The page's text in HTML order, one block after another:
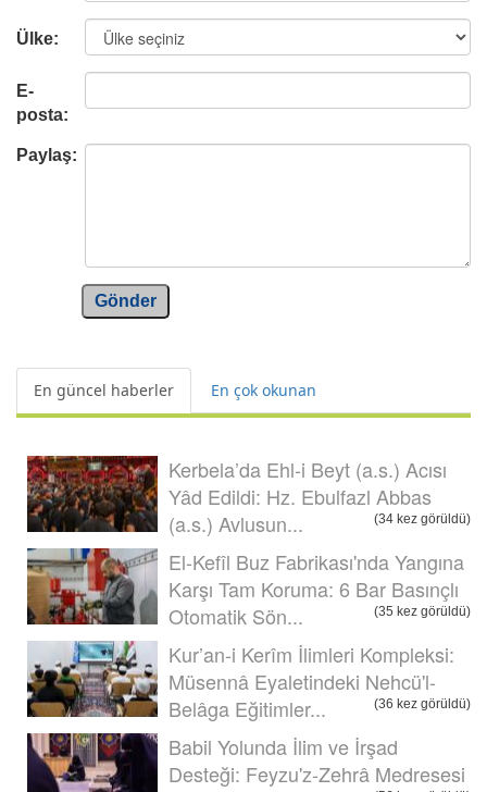
Ülke:
E-
posta:
Paylaş:
Gönder
En güncel haberler En çok okunan
Kerbela’da Ehl-i Beyt (a.s.) Acısı
Yâd Edildi: Hz. Ebulfazl Abbas
(a.s.) Avlusun...
(34 kez görüldü)
El-Kefîl Buz Fabrikası'nda Yangına
Karşı Tam Koruma: 6 Bar Basınçlı
Otomatik Sön...
(35 kez görüldü)
Kur’an-i Kerîm İlimleri Kompleksi:
Müsennâ Eyaletindeki Nehcü'l-
Belâga Eğitimler...
(36 kez görüldü)
Babil Yolunda İlim ve İrşad
Desteği: Feyzu'z-Zehrâ Medresesi